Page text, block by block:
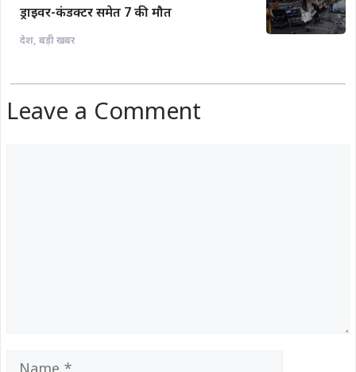
ड्राइवर-कंडक्टर समेत 7 की मौत
देश, बड़ी खबर
Leave a Comment
Name